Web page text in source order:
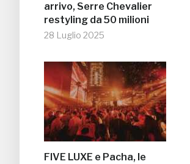
arrivo, Serre Chevalier
restyling da 50 milioni
28 Luglio 2025
FIVE LUXE e Pacha, le